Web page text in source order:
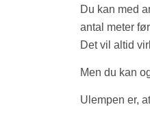
Du kan med
antal meter
Det vil altid
Men du kan
Ulempen er,